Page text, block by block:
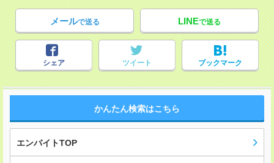
メールで送る LINEで送る
シェア ツイート ブックマーク
かんたん検索はこちら
エンバイトTOP